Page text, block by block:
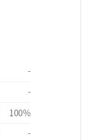
-
-
100%
-